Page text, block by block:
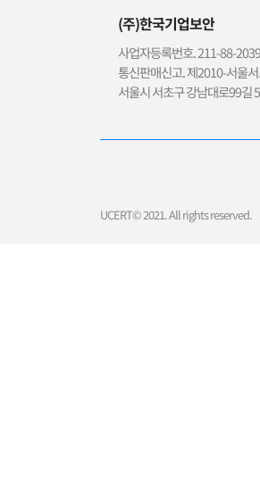
(주)한국기업보안
사업자등록번호. 211-88-
통신판매신고. 제2010-서울
서울시 서초구 강남대로99길
UCERT© 2021. All rights reserved.